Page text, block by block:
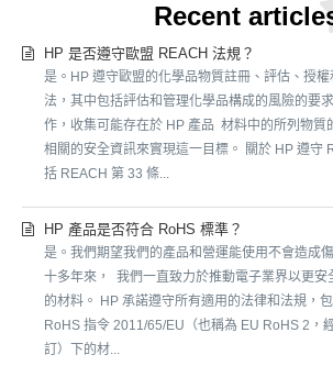
Recent
HP 是否遵守歐盟 REACH 法規？
是。HP 遵守歐盟的化學品物質註冊、評估、授
法，其中包括評估和管理化學品構成的風險的要
作，收集可能存在於 HP 產品 材料中的所列物質
相關的安全資訊來實現這一目標。 關於 HP 遵守
括 REACH 第 33 條...
HP 產品是否符合 RoHS 標準？
是。我們期望我們的產品和營運能使用不會造成
十多年來， 我們一直致力於推動電子業界以更安
的材料。 HP 承諾遵守所有適用的法律和法規，
RoHS 指令 2011/65/EU（也稱為 EU RoHS 2，
訂）下的材...